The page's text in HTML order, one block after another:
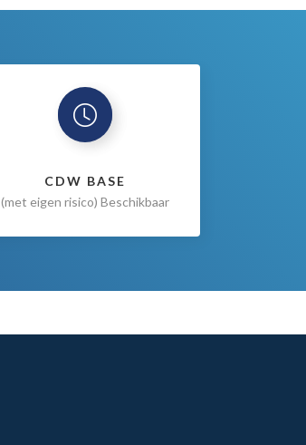
CDW BASE
(met eigen risico) Beschikbaar